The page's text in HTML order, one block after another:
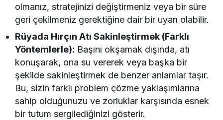
olmanız, stratejinizi değiştirmeniz veya bir süre
geri çekilmeniz gerektiğine dair bir uyarı olabilir.
Rüyada Hırçın Atı Sakinleştirmek (Farklı
Yöntemlerle): Başını okşamak dışında, atı
konuşarak, ona su vererek veya başka bir
şekilde sakinleştirmek de benzer anlamlar taşır.
Bu, sizin farklı problem çözme yaklaşımlarına
sahip olduğunuzu ve zorluklar karşısında esnek
bir tutum sergilediğinizi gösterir.